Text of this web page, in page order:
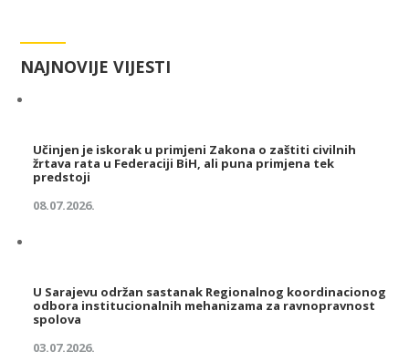
NAJNOVIJE VIJESTI
Učinjen je iskorak u primjeni Zakona o zaštiti civilnih
žrtava rata u Federaciji BiH, ali puna primjena tek
predstoji
08.07.2026.
U Sarajevu održan sastanak Regionalnog koordinacionog
odbora institucionalnih mehanizama za ravnopravnost
spolova
03.07.2026.